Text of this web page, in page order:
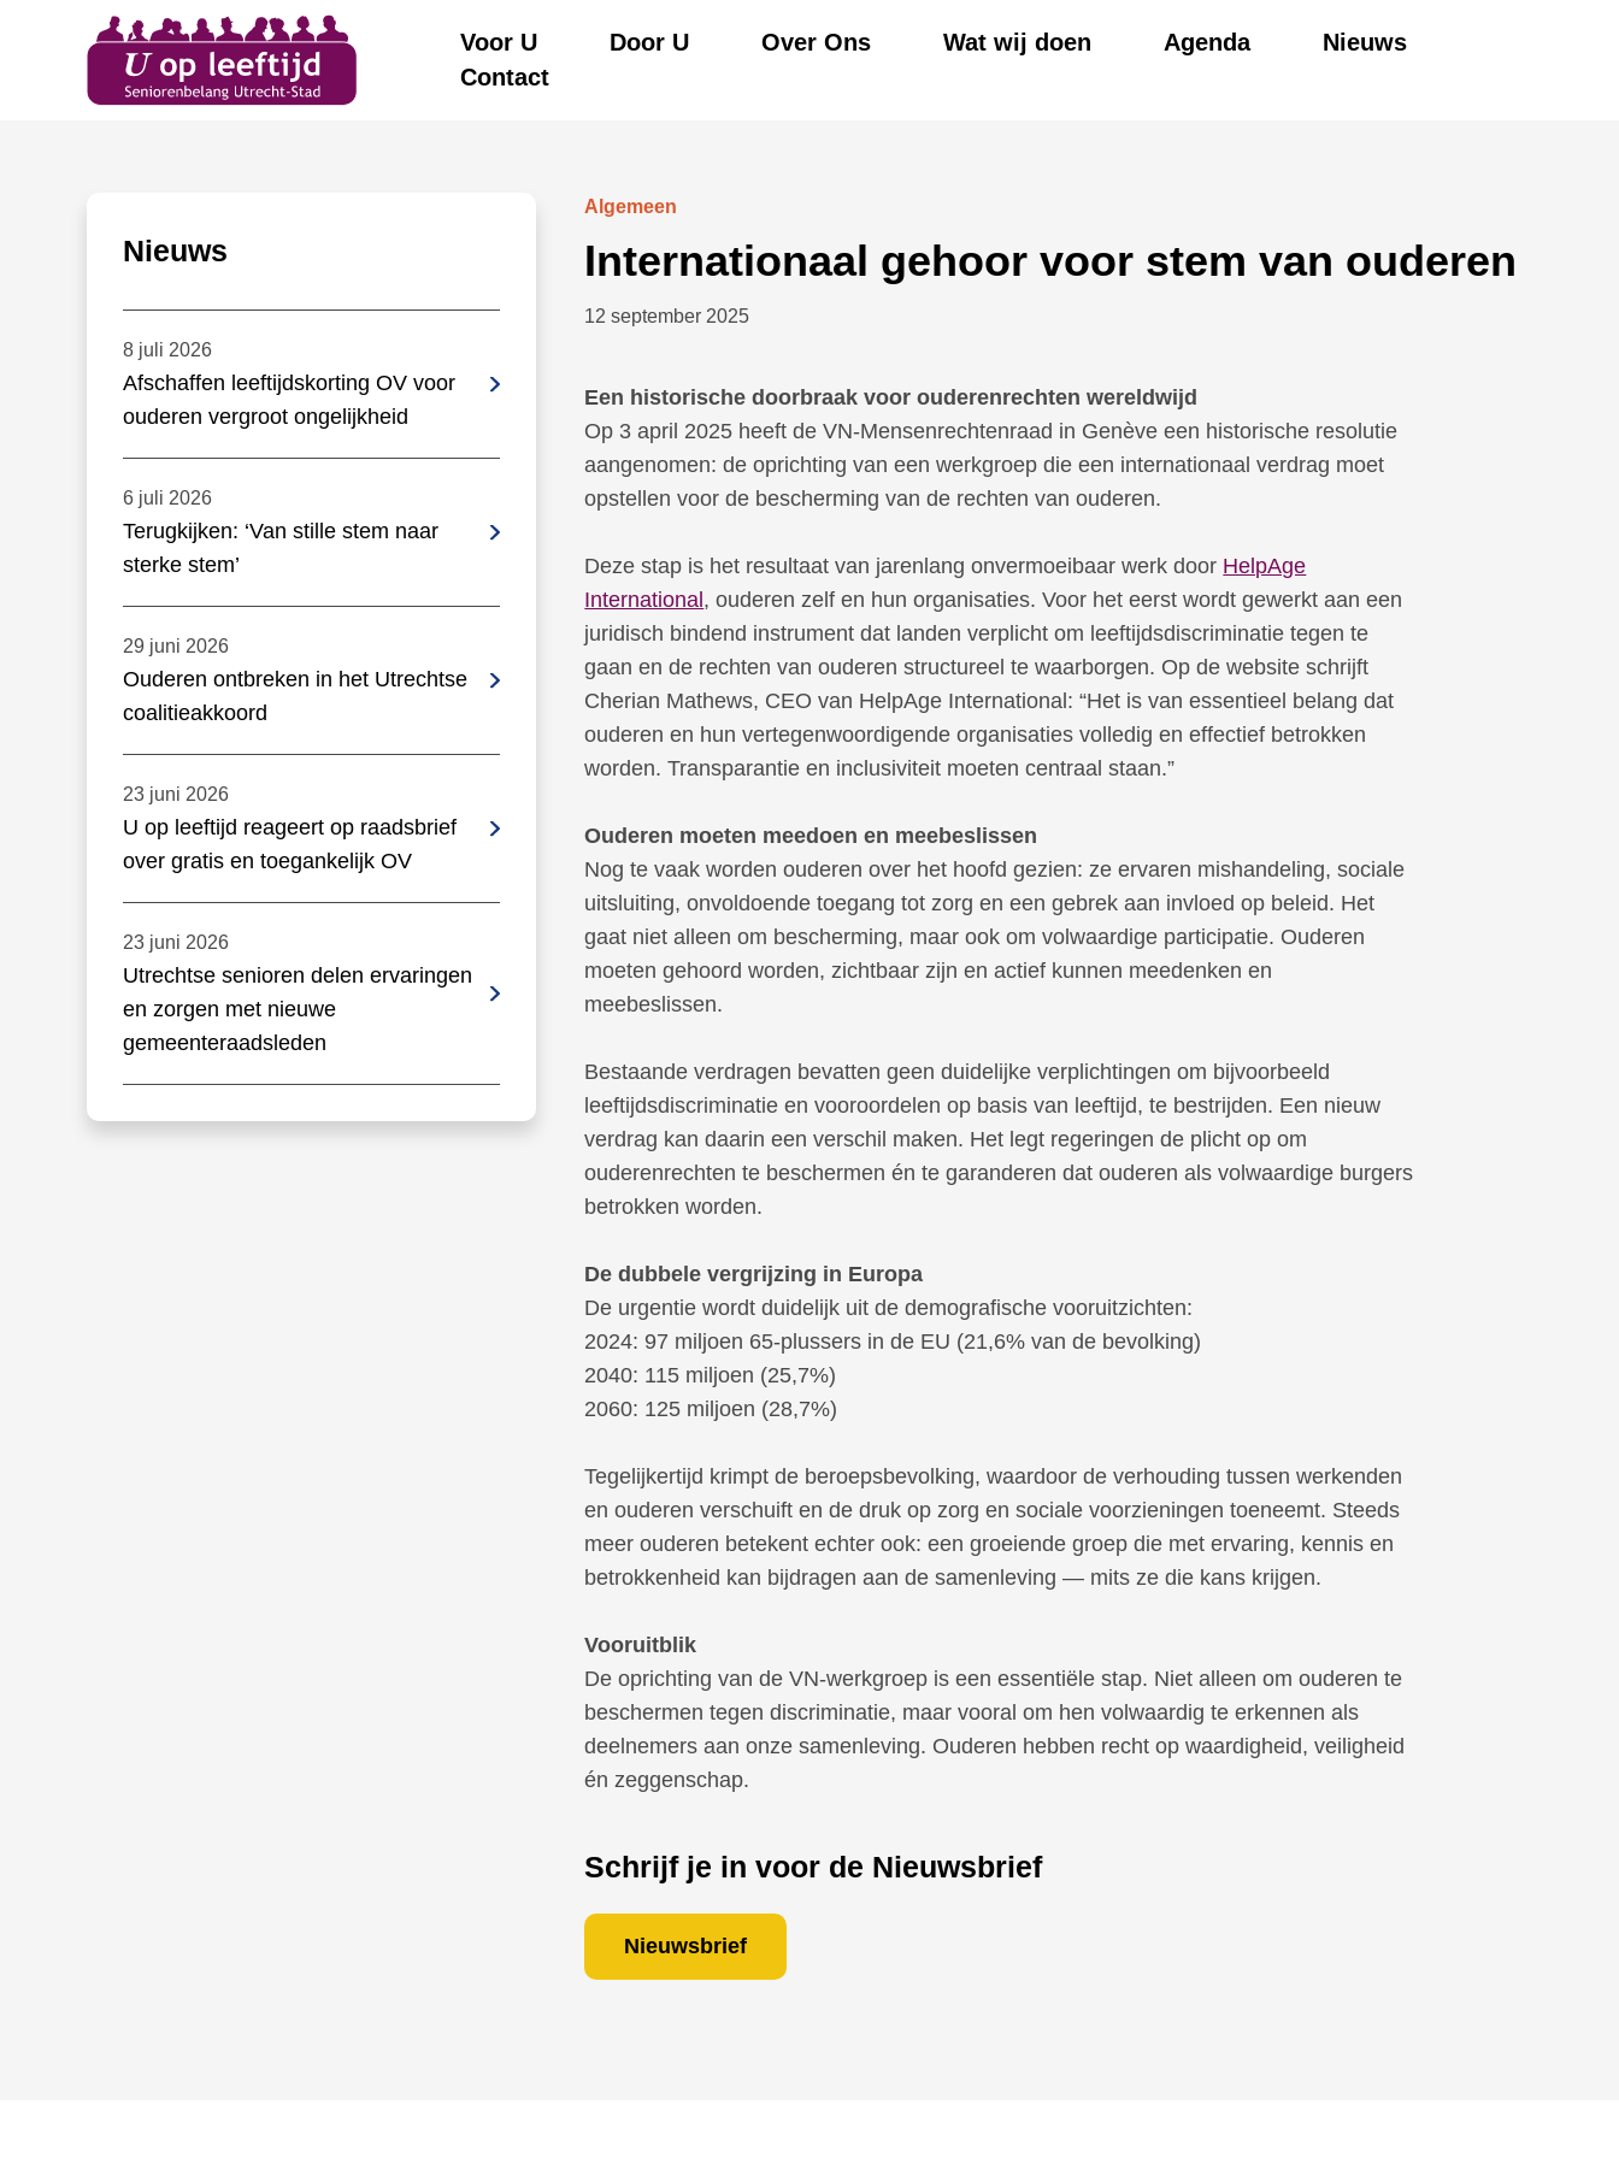
Voor U Door U Over Ons Wat wij doen Agenda
Nieuws
Contact
Nieuws
8 juli 2026
Afschaffen leeftijdskorting OV voor
ouderen vergroot ongelijkheid
6 juli 2026
Terugkijken: ‘Van stille stem naar
sterke stem’
29 juni 2026
Ouderen ontbreken in het Utrechtse
coalitieakkoord
23 juni 2026
U op leeftijd reageert op raadsbrief
over gratis en toegankelijk OV
23 juni 2026
Utrechtse senioren delen ervaringen
en zorgen met nieuwe
gemeenteraadsleden
Algemeen
Internationaal gehoor voor stem van ouderen
12 september 2025
Een historische doorbraak voor ouderenrechten wereldwijd
Op 3 april 2025 heeft de VN-Mensenrechtenraad in Genève een historische resolutie
aangenomen: de oprichting van een werkgroep die een internationaal verdrag moet
opstellen voor de bescherming van de rechten van ouderen.
Deze stap is het resultaat van jarenlang onvermoeibaar werk door HelpAge
International , ouderen zelf en hun organisaties. Voor het eerst wordt gewerkt aan een
juridisch bindend instrument dat landen verplicht om leeftijdsdiscriminatie tegen te
gaan en de rechten van ouderen structureel te waarborgen. Op de website schrijft
Cherian Mathews, CEO van HelpAge International: “Het is van essentieel belang dat
ouderen en hun vertegenwoordigende organisaties volledig en effectief betrokken
worden. Transparantie en inclusiviteit moeten centraal staan.”
Ouderen moeten meedoen en meebeslissen
Nog te vaak worden ouderen over het hoofd gezien: ze ervaren mishandeling, sociale
uitsluiting, onvoldoende toegang tot zorg en een gebrek aan invloed op beleid. Het
gaat niet alleen om bescherming, maar ook om volwaardige participatie. Ouderen
moeten gehoord worden, zichtbaar zijn en actief kunnen meedenken en
meebeslissen.
Bestaande verdragen bevatten geen duidelijke verplichtingen om bijvoorbeeld
leeftijdsdiscriminatie en vooroordelen op basis van leeftijd, te bestrijden. Een nieuw
verdrag kan daarin een verschil maken. Het legt regeringen de plicht op om
ouderenrechten te beschermen én te garanderen dat ouderen als volwaardige burgers
betrokken worden.
De dubbele vergrijzing in Europa
De urgentie wordt duidelijk uit de demografische vooruitzichten:
2024: 97 miljoen 65-plussers in de EU (21,6% van de bevolking)
2040: 115 miljoen (25,7%)
2060: 125 miljoen (28,7%)
Tegelijkertijd krimpt de beroepsbevolking, waardoor de verhouding tussen werkenden
en ouderen verschuift en de druk op zorg en sociale voorzieningen toeneemt. Steeds
meer ouderen betekent echter ook: een groeiende groep die met ervaring, kennis en
betrokkenheid kan bijdragen aan de samenleving — mits ze die kans krijgen.
Vooruitblik
De oprichting van de VN-werkgroep is een essentiële stap. Niet alleen om ouderen te
beschermen tegen discriminatie, maar vooral om hen volwaardig te erkennen als
deelnemers aan onze samenleving. Ouderen hebben recht op waardigheid, veiligheid
én zeggenschap.
Schrijf je in voor de Nieuwsbrief
Nieuwsbrief